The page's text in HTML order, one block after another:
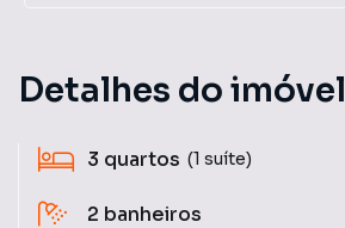
Detalhes do imóvel
3 quartos (1 suíte)
2 banheiros